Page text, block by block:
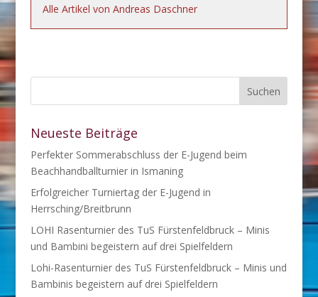
Alle Artikel von Andreas Daschner
Neueste Beiträge
Perfekter Sommerabschluss der E-Jugend beim
Beachhandballturnier in Ismaning
Erfolgreicher Turniertag der E-Jugend in
Herrsching/Breitbrunn
LOHI Rasenturnier des TuS Fürstenfeldbruck – Minis
und Bambini begeistern auf drei Spielfeldern
Lohi-Rasenturnier des TuS Fürstenfeldbruck – Minis und
Bambinis begeistern auf drei Spielfeldern